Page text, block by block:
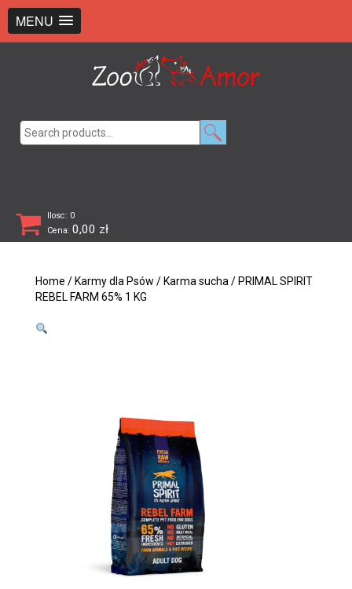
MENU
Ilosc: 0
Cena: 0,00 zł
Home / Karmy dla Psów / Karma sucha/ PRIMAL SPIRIT
REBEL FARM 65% 1 KG